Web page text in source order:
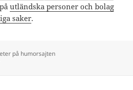
utländska personer och bolag
saker.
på humorsajten
Bästa namnen och namnhumorn ny kategori